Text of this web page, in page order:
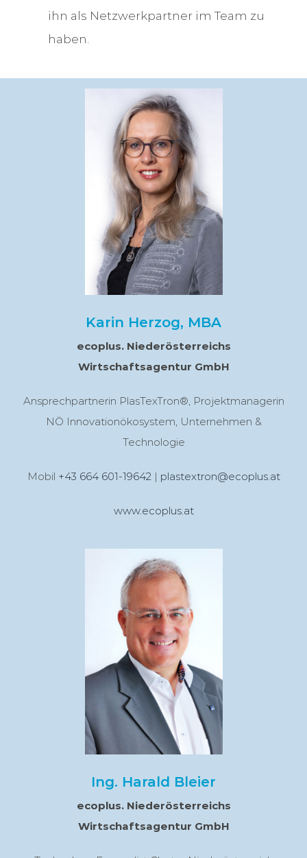
ihn als Netzwerkpartner im Team zu
haben.
Karin Herzog, MBA
ecoplus. Niederösterreichs
Wirtschaftsagentur GmbH
Ansprechpartnerin PlasTexTron®, Projektmanagerin
NÖ Innovationökosystem, Unternehmen &
Technologie
Mobil +43 664 601-19642 | plastextron@ecoplus.at
www.ecoplus.at
Ing. Harald Bleier
ecoplus. Niederösterreichs
Wirtschaftsagentur GmbH